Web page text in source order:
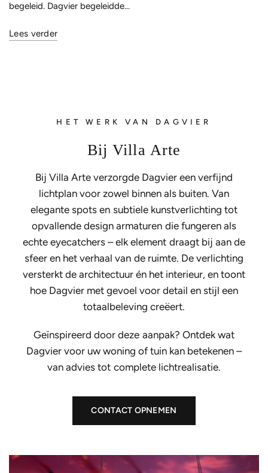
begeleid. Dagvier begeleidde...
Lees verder
HET WERK VAN DAGVIER
Bij Villa Arte
Bij Villa Arte verzorgde Dagvier een verfijnd
lichtplan voor zowel binnen als buiten. Van
elegante spots en subtiele kunstverlichting tot
opvallende design armaturen die fungeren als
echte eyecatchers – elk element draagt bij aan de
sfeer en het verhaal van de ruimte. De verlichting
versterkt de architectuur én het interieur, en toont
hoe Dagvier met gevoel voor detail en stijl een
totaalbeleving creëert.
Geïnspireerd door deze aanpak? Ontdek wat
Dagvier voor uw woning of tuin kan betekenen –
van advies tot complete lichtrealisatie.
CONTACT OPNEMEN